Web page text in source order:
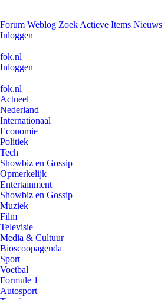
Forum Weblog Zoek Actieve Items Nieuws
Inloggen
fok.nl
Inloggen
fok.nl
Actueel
Nederland
Internationaal
Economie
Politiek
Tech
Showbiz en Gossip
Opmerkelijk
Entertainment
Showbiz en Gossip
Muziek
Film
Televisie
Media & Cultuur
Bioscoopagenda
Sport
Voetbal
Formule 1
Autosport